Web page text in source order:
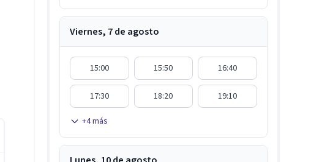
Viernes, 7 de agosto
15:00 15:50 16:40
17:30 18:20 19:10
+4más